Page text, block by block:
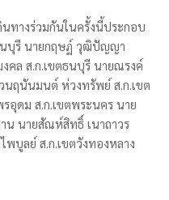
ทางร่วมกันในครั้งนี้ประกอบ
บุรี นายกฤษฏ์ วุฒิปัญญา
คล ส.ก.เขตธนบุรี นายณรงค์
นฤนันมนต์ ห่วงทรัพย์ ส.ก.เขต
อุดม ส.ก.เขตพระนคร นาย
น นายสัณห์สิทธิ์ เนาถาวร
บูลย์ ส.ก.เขตวังทองหลาง